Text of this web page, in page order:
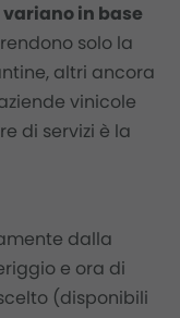
in base
solo la
altri ancora
vinicole
di servizi è la
dalla
e ora di
(disponibili